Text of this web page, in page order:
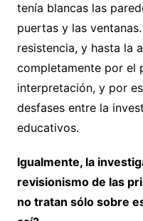
tenía blancas las
puertas y las
resistencia, y hasta la
completamente por el
interpretación, y por
desfases entre la
educativos.
Igualmente, la
revisionismo de las
no tratan sólo sobre